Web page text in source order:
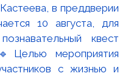
в преддверии
10 августа, для
квест
мероприятия
с жизнью и